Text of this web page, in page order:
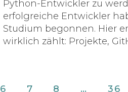
Python-Entwickler zu
erfolgreiche Entwickler
Studium begonnen. Hier
wirklich zählt: Projekte,
6 7 8 … 36